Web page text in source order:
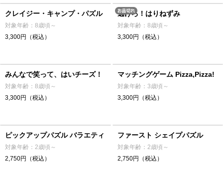
クレイジー・キャンプ・パズル
対象年齢：8歳頃～
3,300円（税込）
逃げろ！はりねずみ
対象年齢：8歳頃～
3,300円（税込）
みんなで笑って、はいチーズ！
対象年齢：8歳頃～
3,300円（税込）
マッチングゲーム Pizza,Pizza!
対象年齢：3歳頃～
3,300円（税込）
ピックアップパズル バラエティ
対象年齢：2歳頃～
2,750円（税込）
ファースト シェイプパズル
対象年齢：2歳頃～
2,750円（税込）